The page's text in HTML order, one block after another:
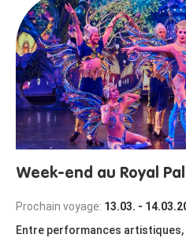
Week-end au Royal
Prochain voyage: 13.03. -
Entre performances